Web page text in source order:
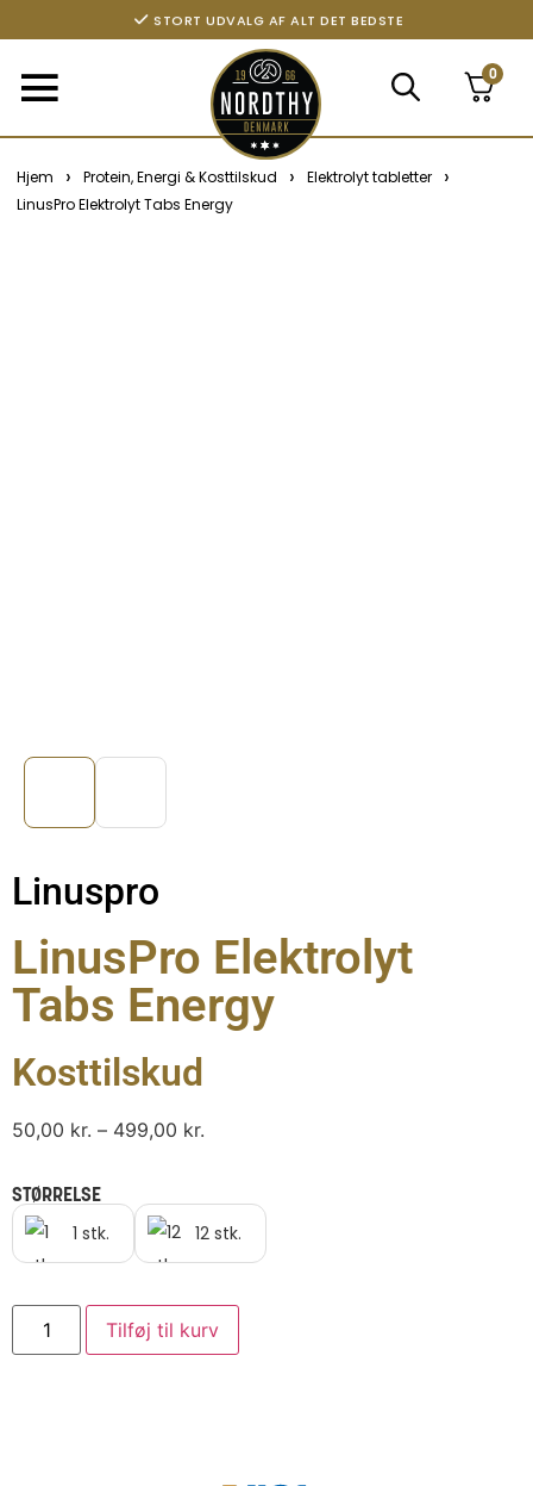
STORT UDVALG AF ALT DET BEDSTE
0
Hjem › Protein, Energi & Kosttilskud › Elektrolyt tabletter ›
LinusPro Elektrolyt Tabs Energy
Linuspro
LinusPro Elektrolyt
Tabs Energy
Kosttilskud
50,00 kr. – 499,00 kr.
STØRRELSE
1 stk.
12 stk.
Tilføj til kurv